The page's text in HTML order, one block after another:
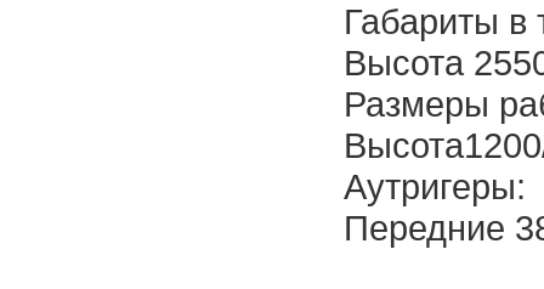
Габариты в
Высота
Размеры
Аутригеры:
Передние